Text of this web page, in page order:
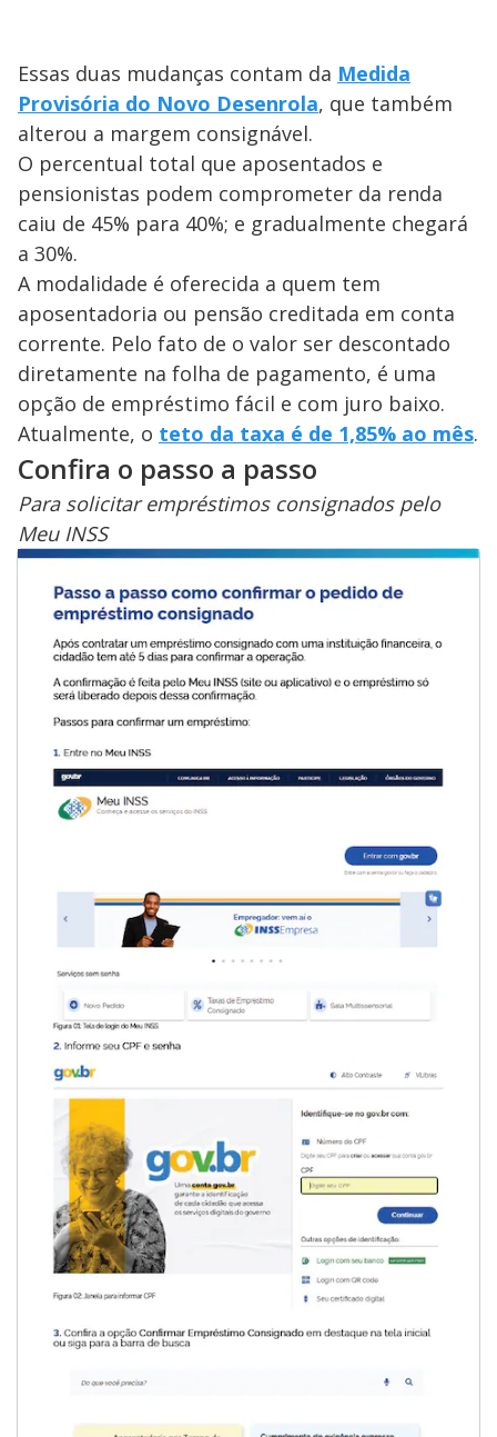
Essas duas mudanças contam da Medida
Provisória do Novo Desenrola, que também
alterou a margem consignável.
O percentual total que aposentados e
pensionistas podem comprometer da renda
caiu de 45% para 40%; e gradualmente chegará
a 30%.
A modalidade é oferecida a quem tem
aposentadoria ou pensão creditada em conta
corrente. Pelo fato de o valor ser descontado
diretamente na folha de pagamento, é uma
opção de empréstimo fácil e com juro baixo.
Atualmente, o teto da taxa é de 1,85% ao mês.
Confira o passo a passo
Para solicitar empréstimos consignados pelo
Meu INSS